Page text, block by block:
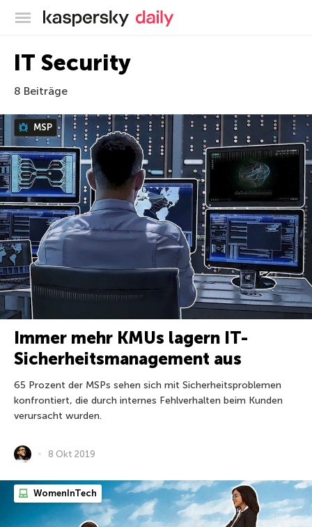
Offizieller Blog von Kaspersky
IT Security
8 Beiträge
MSP
Immer mehr KMUs lagern IT-
Sicherheitsmanagement aus
65 Prozent der MSPs sehen sich mit Sicherheitsproblemen
konfrontiert, die durch internes Fehlverhalten beim Kunden
verursacht wurden.
8 Okt 2019
WomenInTech